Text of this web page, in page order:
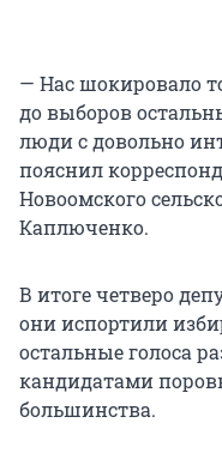
— Нас шокировало
до выборов
люди с довольно
пояснил
Новоомского
Каплюченко.
В итоге четверо
они испортили
остальные голоса
кандидатами
большинства.